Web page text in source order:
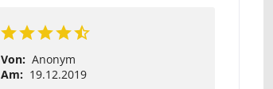
Von: Anonym
Am: 19.12.2019